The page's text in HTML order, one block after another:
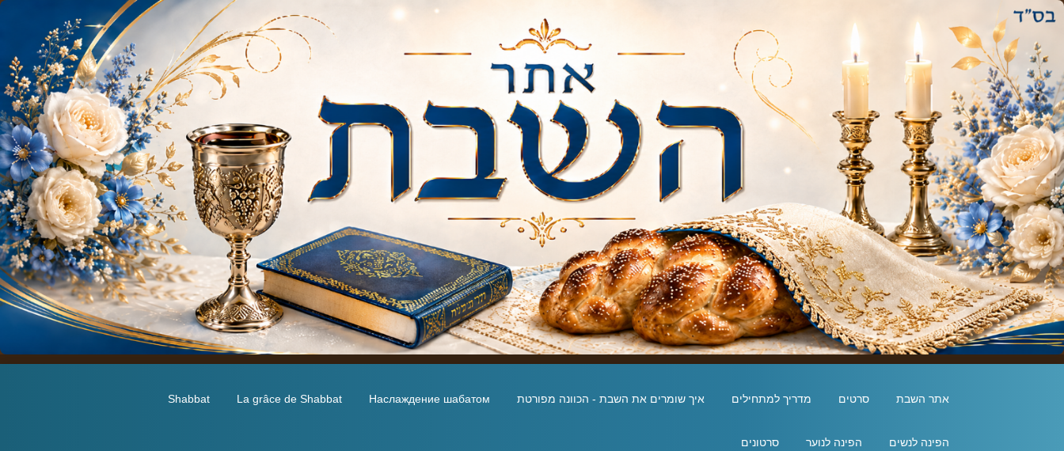
אתר השבת סרטים מדריך למתחילים איך שומרים את השבת - הכוונה מפורטת Наслаждение шабатом
La grâce de Shabbat
Shabbat
הפינה לנשים הפינה לנוער סרטונים